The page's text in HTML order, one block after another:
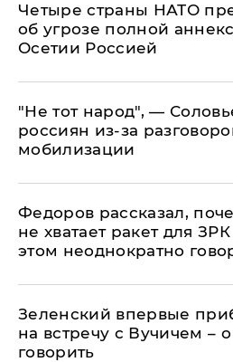
Четыре страны НАТО
об угрозе полной
Осетии Россией
​"Не тот народ", —
россиян из-за
мобилизации
Федоров рассказал,
не хватает ракет для
этом неоднократно
Зеленский впервые
на встречу с Вучичем –
говорить